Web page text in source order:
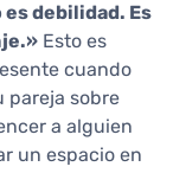
debilidad. Es
Esto es
cuando
pareja sobre
a alguien
un espacio en